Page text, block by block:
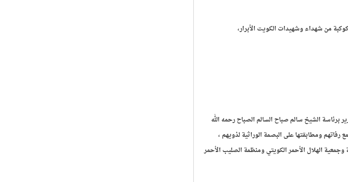
من شهداء وشهيدات الكويت الأبرار،
برئاسة الشيخ سالم صباح السالم الصباح رحمه الله
ومطابقتها على البصمة الوراثية لذويهم ،
وجمعية الهلال الأحمر الكويتي ومنظمة الصليب الأحمر